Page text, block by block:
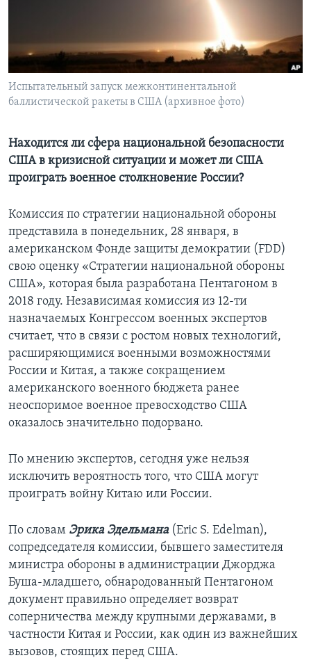
Испытательный запуск межконтинентальной
баллистической ракеты в США (архивное фото)
Находится ли сфера национальной безопасности
США в кризисной ситуации и может ли США
проиграть военное столкновение России?
Комиссия по cтратегии национальной обороны
представила в понедельник, 28 января, в
американском Фонде защиты демократии (FDD)
свою оценку «Cтратегии национальной обороны
США», которая была разработана Пентагоном в
2018 году. Независимая комиссия из 12-ти
назначаемых Конгрессом военных экспертов
считает, что в связи с ростом новых технологий,
расширяющимися военными возможностями
России и Китая, а также сокращением
американского военного бюджета ранее
неоспоримое военное превосходство США
оказалось значительно подорвано.
По мнению экспертов, сегодня уже нельзя
исключить вероятность того, что США могут
проиграть войну Китаю или России.
По словам Эрика Эдельмана(Eric S. Edelman),
сопредседателя комиссии, бывшего заместителя
министра обороны в администрации Джорджа
Буша-младшего, обнародованный Пентагоном
документ правильно определяет возврат
соперничества между крупными державами, в
частности Китая и России, как один из важнейших
вызовов, стоящих перед США.